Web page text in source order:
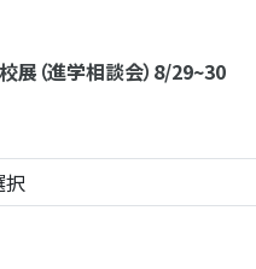
展（進学相談会）8/29~30